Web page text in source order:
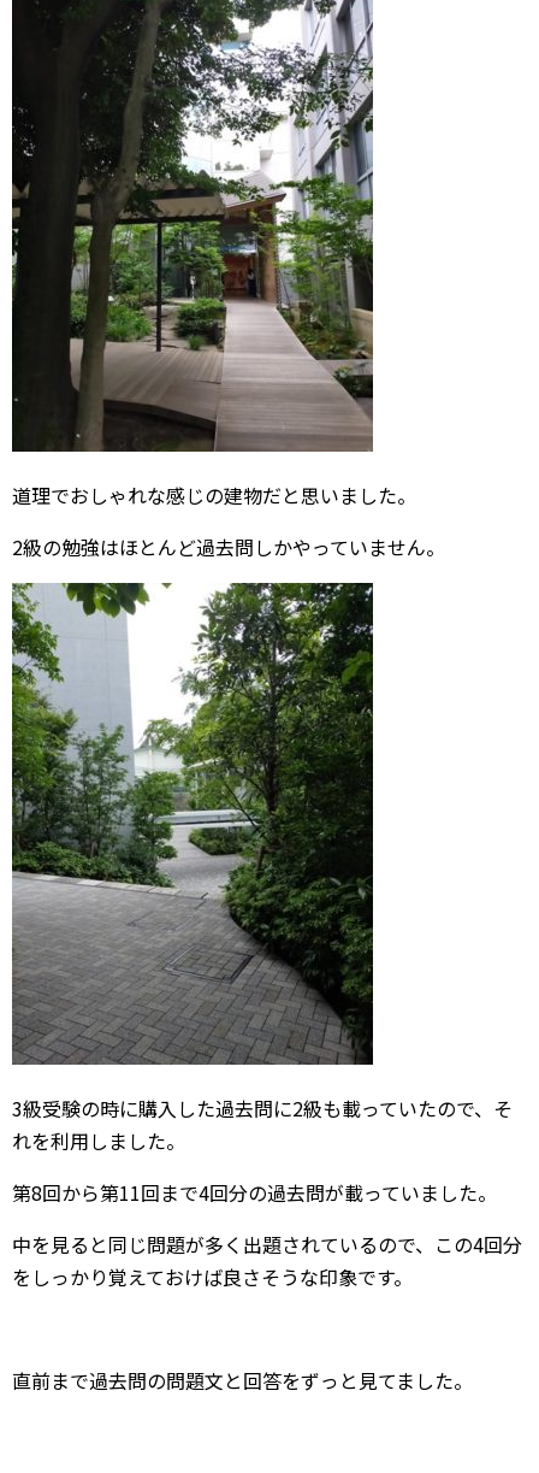
道理でおしゃれな感じの建物だと思いました。
2級の勉強はほとんど過去問しかやっていません。
3級受験の時に購入した過去問に2級も載っていたので、そ
れを利用しました。
第8回から第11回まで4回分の過去問が載っていました。
中を見ると同じ問題が多く出題されているので、この4回分
をしっかり覚えておけば良さそうな印象です。
直前まで過去問の問題文と回答をずっと見てました。